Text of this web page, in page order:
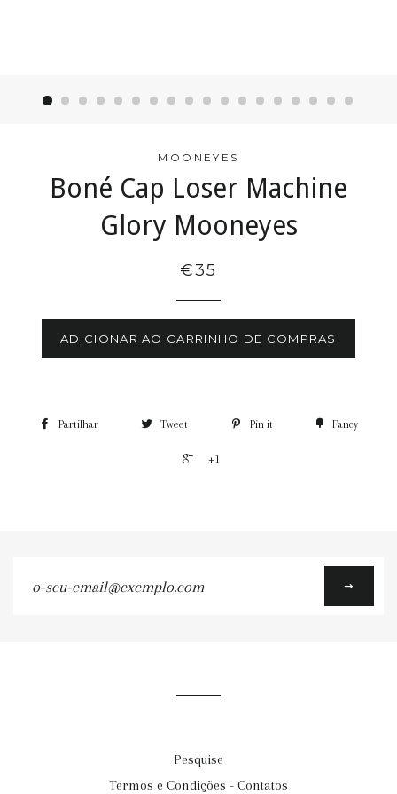
MOONEYES
Boné Cap Loser Machine
Glory Mooneyes
€35
ADICIONAR AO CARRINHO DE COMPRAS
Partilhar Tweet Pin it Fancy
+1
Pesquise
Termos e Condições - Contatos